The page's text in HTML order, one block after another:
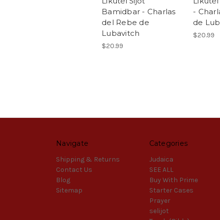
Bamidbar - Charlas
del Rebe de
Lubavitch
$20.99
-
de
$20.99
Navigate
Shipping & Returns
Contact Us
Blog
Sitemap
Categories
Judaica
SEE ALL
Buy With Prime
Starter Cases
Prayer
selijot